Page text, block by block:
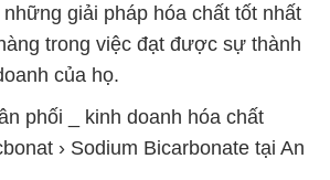
› Sodium Bicarbonate tại An
ứng \ bán hóa chất Sodium
Bicarbonate tại An Giang
thương mại hóa chất Sodium
Bicarbonate tại An Giang